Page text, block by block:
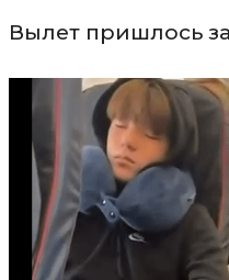
Вылет пришлось